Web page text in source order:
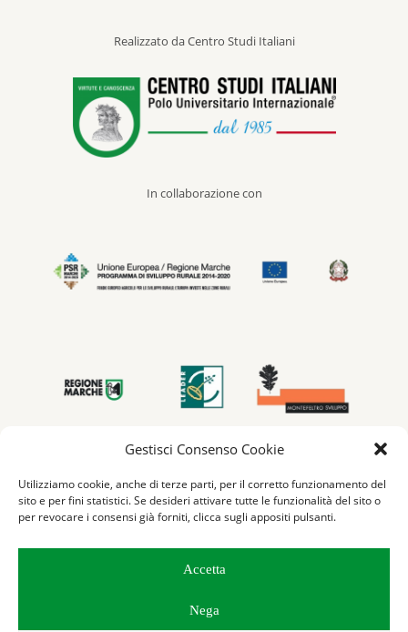
Gestisci Consenso Cookie
Utilizziamo cookie, anche di terze parti, per il corretto funzionamento del
sito e per fini statistici. Se desideri attivare tutte le funzionalità del sito o
per revocare i consensi già forniti, clicca sugli appositi pulsanti.
Accetta
Nega
Realizzato da Centro Studi Italiani
In collaborazione con
© 2026 Marcheting - Tutti i diritti riservati -
policy